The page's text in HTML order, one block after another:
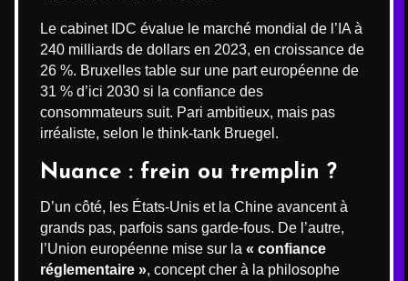
Le cabinet IDC évalue le marché mondial de l’IA à
240 milliards de dollars en 2023, en croissance de
26 %. Bruxelles table sur une part européenne de
31 % d’ici 2030 si la confiance des
consommateurs suit. Pari ambitieux, mais pas
irréaliste, selon le think-tank Bruegel.
Nuance : frein ou tremplin ?
D’un côté, les États-Unis et la Chine avancent à
grands pas, parfois sans garde-fous. De l’autre,
l’Union européenne mise sur la « confiance
réglementaire », concept cher à la philosophe